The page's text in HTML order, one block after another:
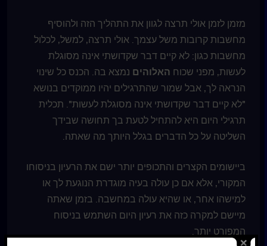
מזמן לזמן אולי תרצה לגוון את התהליך הזה ולהוסיף
מחשבות קרובות משל עצמך. אולי תרצה, למשל, לכלול
מחשבות כגון: לא קיים דבר שקדושתי אינה מסוגלת
לעשות, מפני שכוח האלוהיםנמצא בה. הכנס כל שינוי
הנראה לך, אבל שמור שהתרגילים יהיו ממוקדים בנושא
"לא קיים דבר שקדושתי אינה מסוגלת לעשות". תכלית
תרגילי היום היא להתחיל לטעת בך תחושה שבידך
השליטה על כל הדברים בגלל היותך מה שאתה.
ביישומים הקצרים והתכופים יותר ישם את הרעיון בניסוחו
המקורי, אלא אם כן עולה בעיה מוגדרת הנוגעת לך או
למישהו אחר, או שהיא עולה במחשבה. בזמן שאתה
מיישם למקרה כזה את רעיון היום השתמש בניסוח
המפורט יותר.